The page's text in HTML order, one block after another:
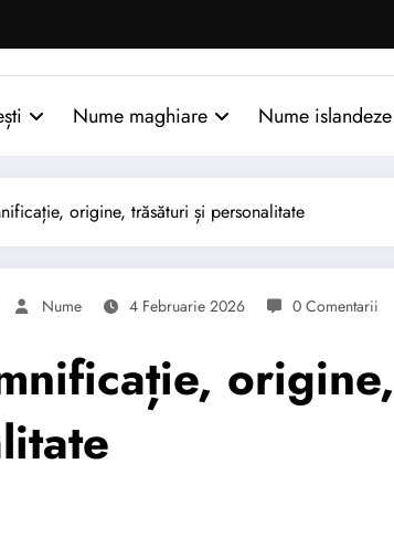
Nume maghiare Nume islandeze
origine, trăsături și personalitate
Nume 4 Februarie 2026 0 Comentarii
origine,